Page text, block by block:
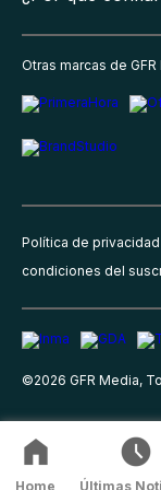
Otras marcas de GFR
Política de privacidad
condiciones del
©2026 GFR Media,
Home Últimas